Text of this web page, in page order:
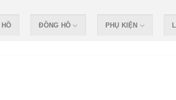
ĐỒNG HỒ PHỤ KIỆN